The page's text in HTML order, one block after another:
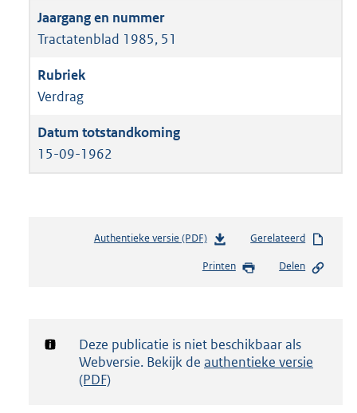
Tractatenblad 1985, 51
Verdrag
15-09-1962
Authentieke versie (PDF)b
s
d
g
Gerelateerd
Printen Delen
Notificatie:
Deze publicatie is niet beschikbaar als
Webversie. Bekijk de authentieke versie
(PDF)